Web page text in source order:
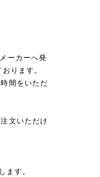
ーカーへ発
ります。
間をいただ
文いただけ
ます。